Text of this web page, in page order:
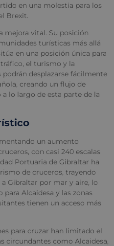
en una molestia para los
Brexit.
mejora vital. Su posición
turísticas más allá
en una posición única para
el turismo y la
desplazarse fácilmente
creando un flujo de
lo largo de esta parte de la
un aumento
con casi 240 escalas
Portuaria de Gibraltar ha
de cruceros, trayendo
Gibraltar por mar y aire, lo
Alcaidesa y las zonas
tienen un acceso más
para cruzar han limitado el
circundantes como Alcaidesa,